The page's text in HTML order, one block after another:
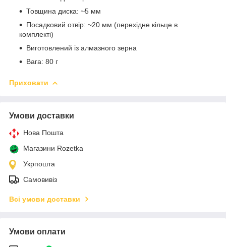
Товщина диска: ~5 мм
Посадковий отвір: ~20 мм (перехідне кільце в
комплекті)
Виготовлений із алмазного зерна
Вага: 80 г
Приховати
Умови доставки
Нова Пошта
Магазини Rozetka
Укрпошта
Самовивіз
Всі умови доставки
Умови оплати